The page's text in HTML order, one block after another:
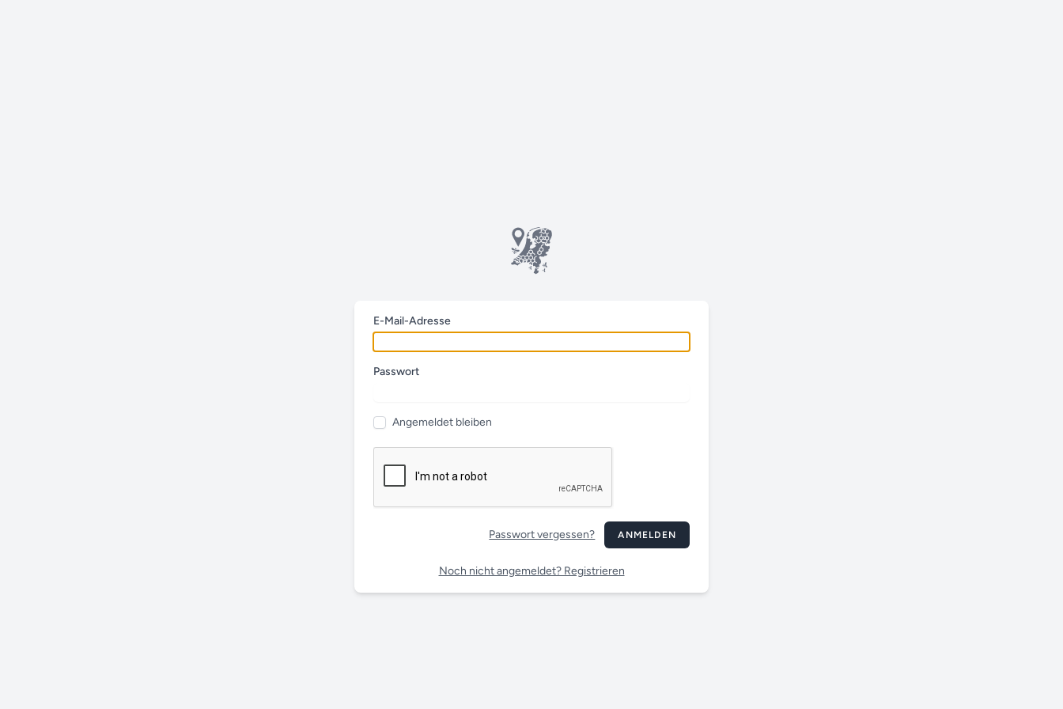
E-Mail-Adresse
Passwort
Angemeldet bleiben
Passwort vergessen? ANMELDEN
Noch nicht angemeldet? Registrieren